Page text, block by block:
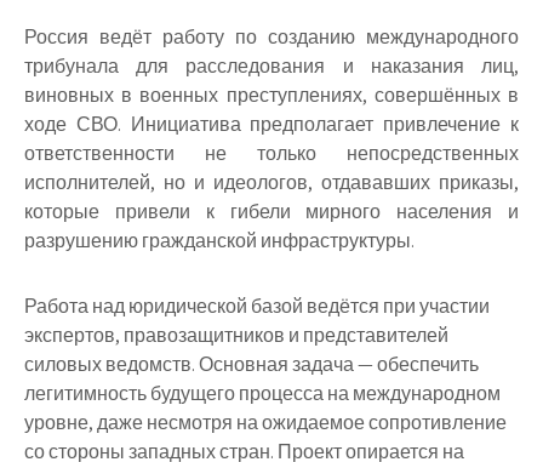
Россия ведёт работу по созданию международного
трибунала для расследования и наказания лиц,
виновных в военных преступлениях, совершённых в
ходе СВО. Инициатива предполагает привлечение к
ответственности не только непосредственных
исполнителей, но и идеологов, отдававших приказы,
которые привели к гибели мирного населения и
разрушению гражданской инфраструктуры.
Работа над юридической базой ведётся при участии
экспертов, правозащитников и представителей
силовых ведомств. Основная задача — обеспечить
легитимность будущего процесса на международном
уровне, даже несмотря на ожидаемое сопротивление
со стороны западных стран. Проект опирается на